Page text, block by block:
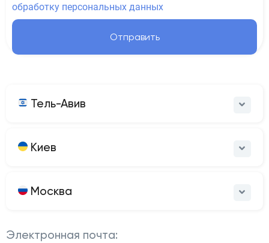
обработку персональных данных
Отправить
Тель-Авив
Киев
Москва
Электронная почта: